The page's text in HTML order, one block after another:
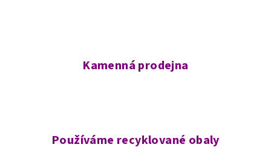
Kamenná prodejna
Používáme recyklované obaly